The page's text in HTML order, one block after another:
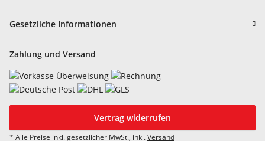
Gesetzliche Informationen
Zahlung und Versand
Vertrag widerrufen
* Alle Preise inkl. gesetzlicher MwSt., inkl.Versand